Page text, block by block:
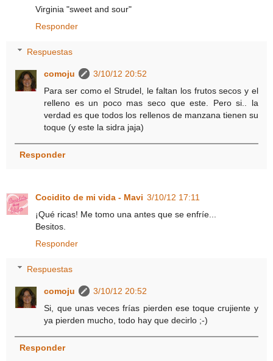
Virginia "sweet and sour"
Responder
Respuestas
comoju
3/10/12 20:52
Para ser como el Strudel, le faltan los frutos secos y el
relleno es un poco mas seco que este. Pero si.. la
verdad es que todos los rellenos de manzana tienen su
toque (y este la sidra jaja)
Responder
Cocidito de mi vida - Mavi 3/10/12 17:11
¡Qué ricas! Me tomo una antes que se enfríe...
Besitos.
Responder
Respuestas
comoju
3/10/12 20:52
Si, que unas veces frías pierden ese toque crujiente y
ya pierden mucho, todo hay que decirlo ;-)
Responder